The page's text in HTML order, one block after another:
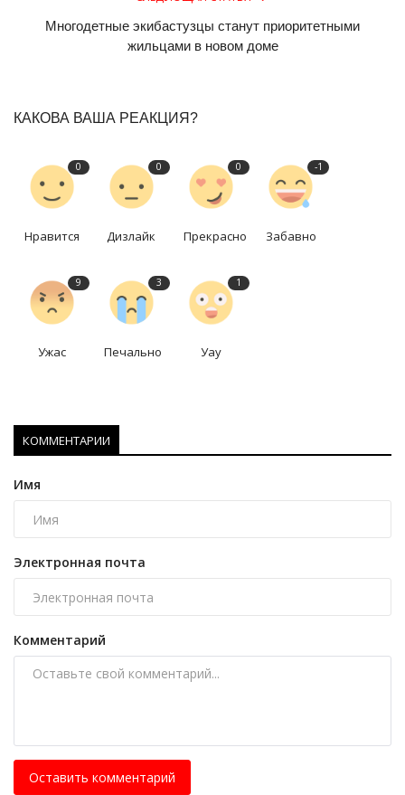
Многодетные экибастузцы станут приоритетными
жильцами в новом доме
КАКОВА ВАША РЕАКЦИЯ?
0
Нравится
0
Дизлайк
0
Прекрасно
-1
Забавно
9
Ужас
3
Печально
1
Уау
КОММЕНТАРИИ
Имя
Электронная почта
Комментарий
Оставить комментарий